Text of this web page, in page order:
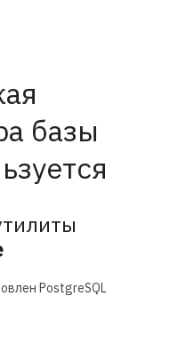
базы
PostgreSQL